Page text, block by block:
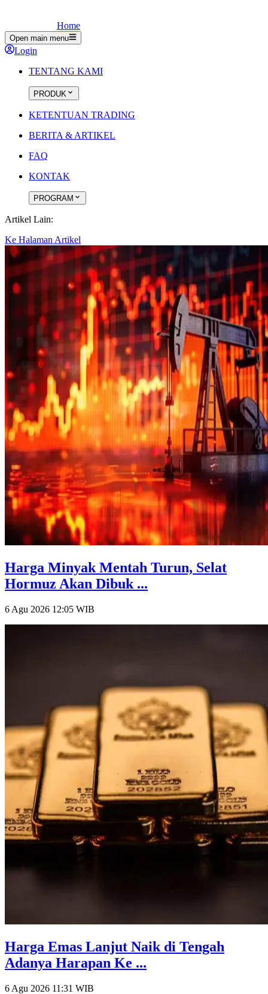
Home
Open main menu
Login
TENTANG KAMI
PRODUK
KETENTUAN TRADING
BERITA & ARTIKEL
FAQ
KONTAK
PROGRAM
Artikel Lain:
Ke Halaman Artikel
Harga Minyak Mentah Turun, Selat
Hormuz Akan Dibuk ...
6 Agu 2026 12:05 WIB
Harga Emas Lanjut Naik di Tengah
Adanya Harapan Ke ...
6 Agu 2026 11:31 WIB